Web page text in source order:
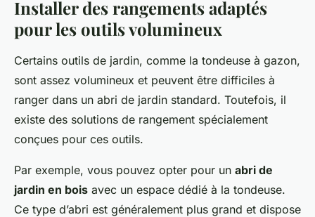
Installer des rangements adaptés
pour les outils volumineux
Certains outils de jardin, comme la tondeuse à gazon,
sont assez volumineux et peuvent être difficiles à
ranger dans un abri de jardin standard. Toutefois, il
existe des solutions de rangement spécialement
conçues pour ces outils.
Par exemple, vous pouvez opter pour un abri de
jardin en bois avec un espace dédié à la tondeuse.
Ce type d’abri est généralement plus grand et dispose